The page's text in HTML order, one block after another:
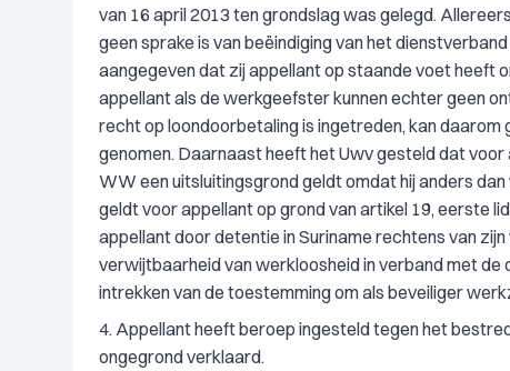
van 16 april 2013 ten grondslag was gelegd.
geen sprake is van beëindiging van het
aangegeven dat zij appellant op staande voet heeft
appellant als de werkgeefster kunnen echter geen
recht op loondoorbetaling is ingetreden, kan
genomen. Daarnaast heeft het Uwv gesteld dat voor
WW een uitsluitingsgrond geldt omdat hij anders
geldt voor appellant op grond van artikel 19, eerste
appellant door detentie in Suriname rechtens van
verwijtbaarheid van werkloosheid in verband met de
intrekken van de toestemming om als beveiliger
4. Appellant heeft beroep ingesteld tegen het
ongegrond verklaard.